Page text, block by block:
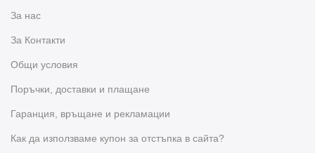
За нас
За Контакти
Общи условия
Поръчки, доставки и плащане
Гаранция, връщане и рекламации
Как да използваме купон за отстъпка в сайта?